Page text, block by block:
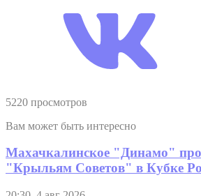
5220 просмотров
Вам может быть интересно
Махачкалинское "Динамо"
"Крыльям Советов" в Кубке